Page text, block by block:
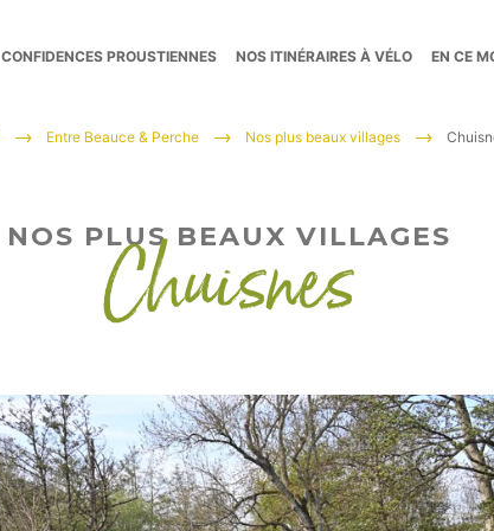
CONFIDENCES PROUSTIENNES NOS ITINÉRAIRES À VÉLO EN CE
Entre Beauce & Perche Nos plus beaux villages
NOS PLUS BEAUX VILLAGES
Chuisnes